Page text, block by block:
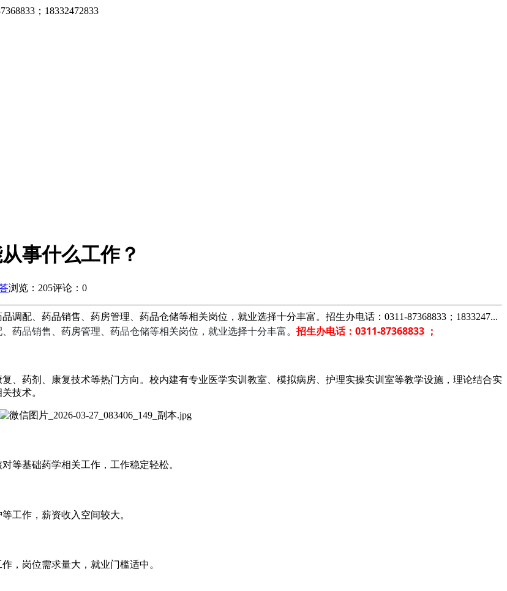
；18332472833
事什么工作？
浏览：205评论：0
配、药品销售、药房管理、药品仓储等相关岗位，就业选择十分丰富。招生办电话：0311-87368833；1833247...
药品销售、药房管理、药品仓储等相关岗位，就业选择十分丰富。 招生办电话：0311-87368833 ；
、药剂、康复技术等热门方向。校内建有专业医学实训教室、模拟病房、护理实操实训室等教学设施，理论结合实
技术。
等基础药学相关工作，工作稳定轻松。
工作，薪资收入空间较大。
，岗位需求量大，就业门槛适中。